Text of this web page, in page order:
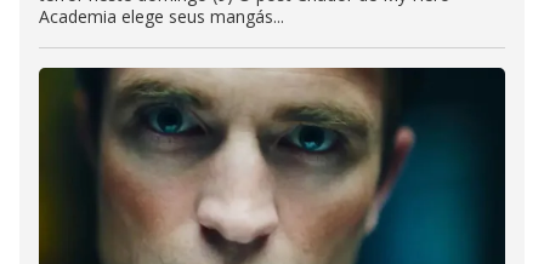
Academia elege seus mangás...